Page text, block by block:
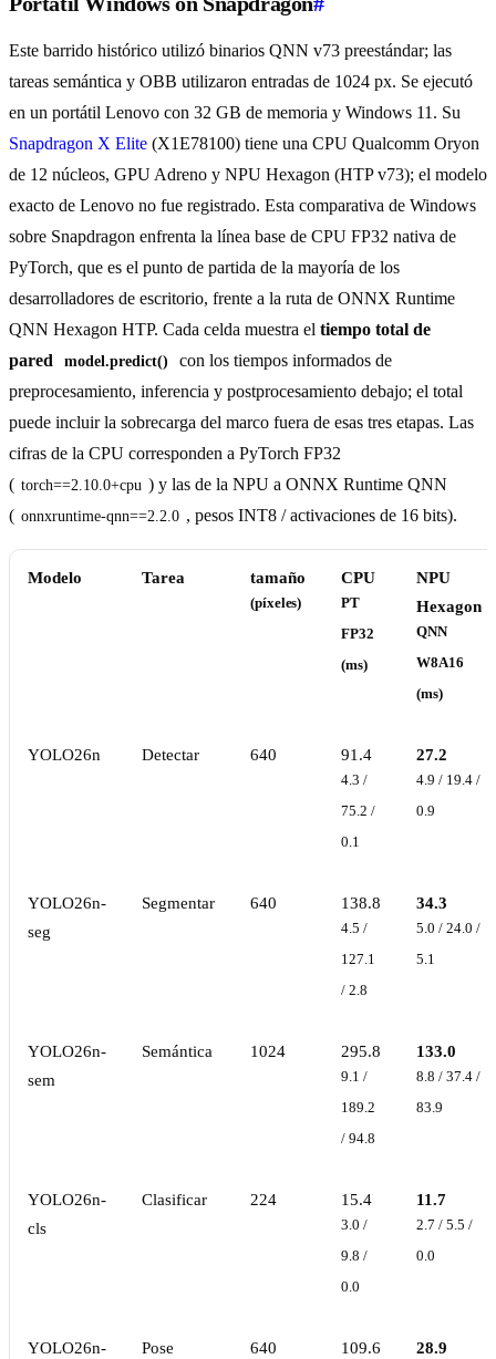
Este barrido histórico utilizó binarios QNN v73 preestándar; las
tareas semántica y OBB utilizaron entradas de 1024 px. Se ejecutó
en un portátil Lenovo con 32 GB de memoria y Windows 11. Su
Snapdragon X Elite (X1E78100) tiene una CPU Qualcomm Oryon
de 12 núcleos, GPU Adreno y NPU Hexagon (HTP v73); el modelo
exacto de Lenovo no fue registrado. Esta comparativa de Windows
sobre Snapdragon enfrenta la línea base de CPU FP32 nativa de
PyTorch, que es el punto de partida de la mayoría de los
desarrolladores de escritorio, frente a la ruta de ONNX Runtime
QNN Hexagon HTP. Cada celda muestra el tiempo total de
pared
model.predict()
con los tiempos informados de
preprocesamiento, inferencia y postprocesamiento debajo; el total
puede incluir la sobrecarga del marco fuera de esas tres etapas. Las
cifras de la CPU corresponden a PyTorch FP32
( torch==2.10.0+cpu ) y las de la NPU a ONNX Runtime QNN
( onnxruntime-qnn==2.2.0 , pesos INT8 / activaciones de 16 bits).
Modelo Tarea tamaño
(píxeles)
CPU
PT
FP32
(ms)
NPU
Hexagon
QNN
W8A16
(ms)
YOLO26n Detectar 640 91.4
4.3 /
75.2 /
0.1
27.2
4.9 / 19.4 /
0.9
YOLO26n-
seg
Segmentar 640 138.8
4.5 /
127.1
/ 2.8
34.3
5.0 / 24.0 /
5.1
YOLO26n-
sem
Semántica 1024 295.8
9.1 /
189.2
/ 94.8
133.0
8.8 / 37.4 /
83.9
YOLO26n-
cls
Clasificar 224 15.4
3.0 /
9.8 /
0.0
11.7
2.7 / 5.5 /
0.0
YOLO26n-
Pose 640 109.6 28.9